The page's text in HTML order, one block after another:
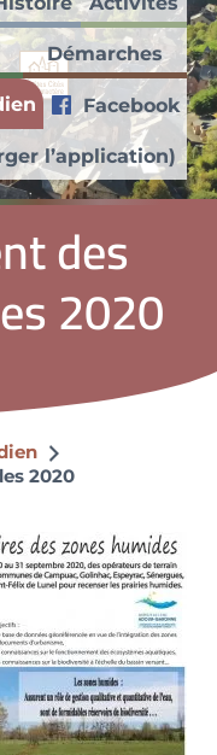
des Petites Cités de
Démarches
Facebook
l’application)
des
2020
2020